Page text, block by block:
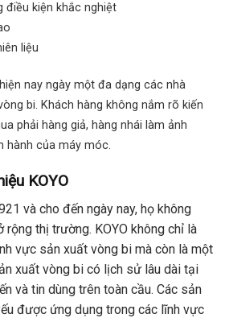
điều kiện khắc nghiệt
liệu
nay ngày một đa dạng các nhà
bi. Khách hàng không nắm rõ kiến
phải hàng giả, hàng nhái làm ảnh
hành của máy móc.
KOYO
và cho đến ngày nay, họ không
rộng thị trường. KOYO không chỉ là
vực sản xuất vòng bi mà còn là một
xuất vòng bi có lịch sử lâu dài tại
và tin dùng trên toàn cầu. Các sản
được ứng dụng trong các lĩnh vực